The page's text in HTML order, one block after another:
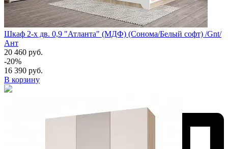
Шкаф 2-х дв. 0,9 "Атланта" (МДФ) (Сонома/Белый софт) /Gnt/
Ант
20 460 руб.
-20%
16 390 руб.
В корзину